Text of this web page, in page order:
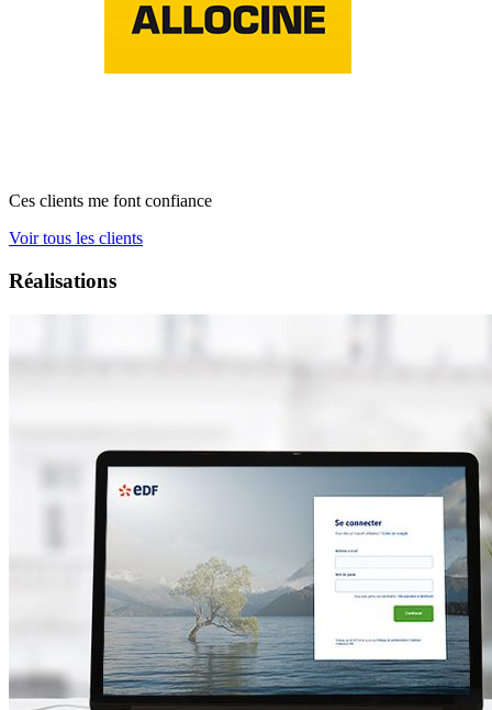
Ces clients me font confiance
Voir tous les clients
Réalisations